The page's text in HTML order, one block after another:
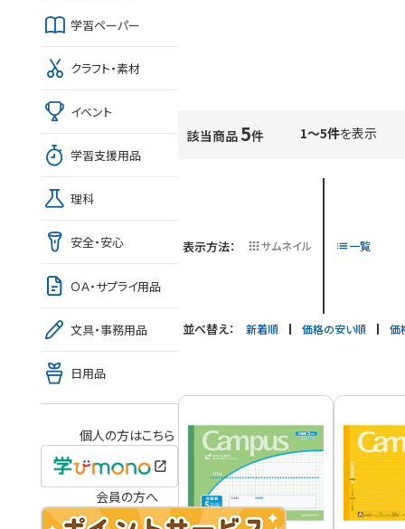
該当商品5件 1～5件を表示
表示方法： サムネイル 一覧
並べ替え： 新着順 価格の安い順 価
学習ペーパー
クラフト・素材
イベント
学習支援用品
理科
安全・安心
ＯＡ・サプライ用品
文具・事務用品
日用品
個人の方はこちら
会員の方へ